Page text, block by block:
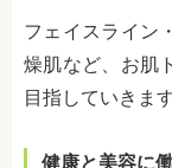
フェイスライン
燥肌など、お肌
目指していきます
健康と美容に